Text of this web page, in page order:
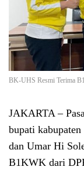
BK-UHS Resmi Terima
JAKARTA–
bupati
dan Umar Hi
B1KWK dari